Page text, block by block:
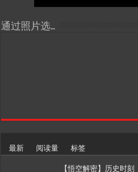
通过照片选…
最新 阅读量 标签
【悟空解密】历史时